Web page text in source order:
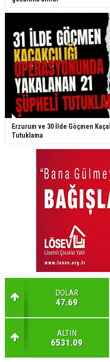
Erzurum ve 30 İlde Göçmen
Tutuklama
DOLAR
47.69
ALTIN
6531.09